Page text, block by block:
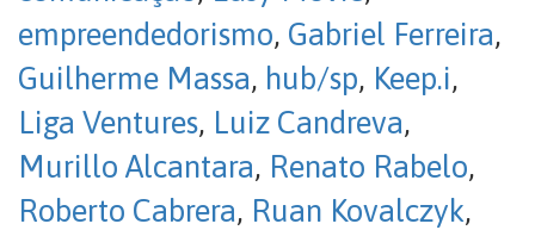
empreendedorismo, Gabriel Ferreira,
Guilherme Massa, hub/sp, Keep.i,
Liga Ventures, Luiz Candreva,
Murillo Alcantara, Renato Rabelo,
Roberto Cabrera, Ruan Kovalczyk,